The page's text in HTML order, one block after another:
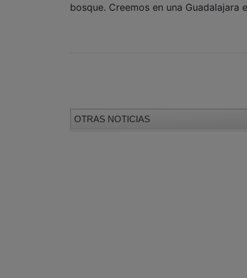
bosque. Creemos en una
OTRAS NOTICIAS